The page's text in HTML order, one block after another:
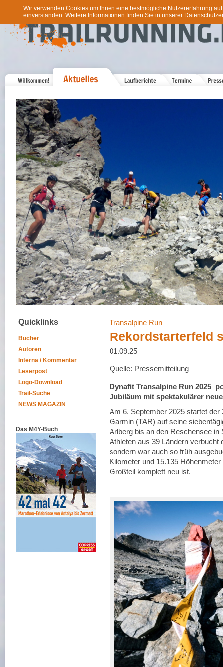
Wir verwenden Cookies um Ihnen eine bestmögliche Nutzererfahrung
einverstanden. Weitere Informationen finden Sie in unserer
Quicklinks
Bücher
Autoren
Interna / Kommentar
Leserpost
Logo-Download
Trail-Suche
NEWS MAGAZIN
Das M4Y-Buch
Transalpine Run
Rekordstarterfeld
01.09.25
Quelle: Pressemitteilung
Dynafit Transalpine Run 2025
Jubiläum mit spektakulärer
Am 6. September 2025 startet
Garmin (TAR) auf seine
Arlberg bis an den Reschensee in
Athleten aus 39 Ländern verbucht
sondern war auch so früh
Kilometer und 15.135
Großteil komplett neu ist.